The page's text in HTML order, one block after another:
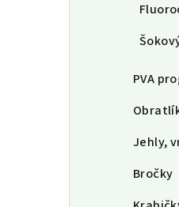
PVA
Jehly,
Bročky